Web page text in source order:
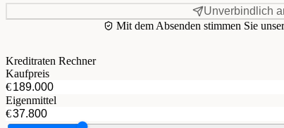
Unverbindlich
Mit dem Absenden stimmen Sie
Kreditraten Rechner
Kaufpreis
€
Eigenmittel
€